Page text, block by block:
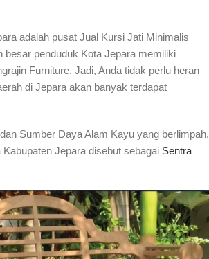
adalah pusat Jual Kursi Jati Minimalis
besar penduduk Kota Jepara memiliki
Furniture. Jadi, Anda tidak perlu heran
di Jepara akan banyak terdapat
Sumber Daya Alam Kayu yang berlimpah,
Jepara disebut sebagai Sentra